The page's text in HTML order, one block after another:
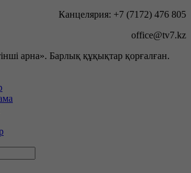
Канцелярия: +7 (7172) 476 805
office@tv7.kz
арна». Барлық құқықтар қорғалған.